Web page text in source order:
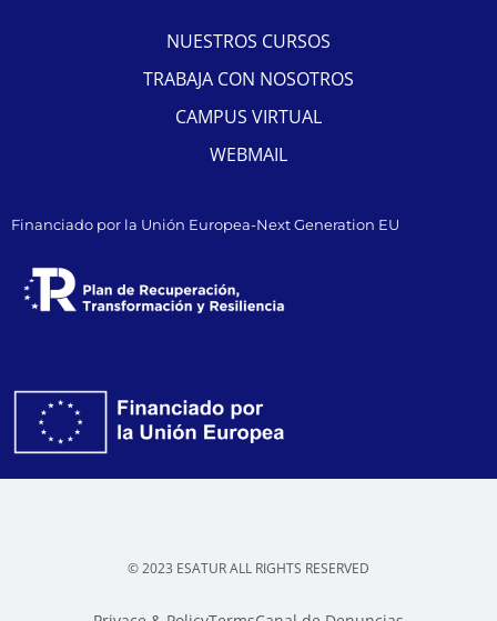
NUESTROS CURSOS
TRABAJA CON NOSOTROS
CAMPUS VIRTUAL
WEBMAIL
Financiado por la Unión Europea-Next Generation EU
© 2023 ESATUR ALL RIGHTS RESERVED